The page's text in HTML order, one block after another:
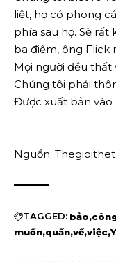
liệt, họ có phong
phía sau họ. Sẽ
ba điểm, ông Flick
Mọi người đều thất
Chúng tôi phải
Được xuất bản vào
Nguồn:
TAGGED: bảo
muốn quần về việc